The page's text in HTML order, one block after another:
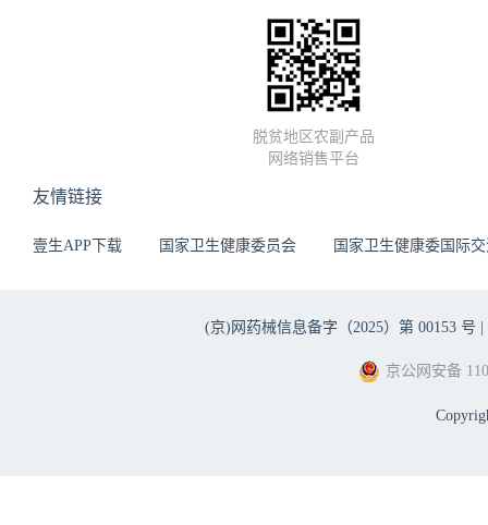
脱贫地区农副产品
网络销售平台
友情链接
壹生APP下载 国家卫生健康委员会 国家卫生健康委国际
(京)网药械信息备字（2025）第 00153 号 |
京公网安备